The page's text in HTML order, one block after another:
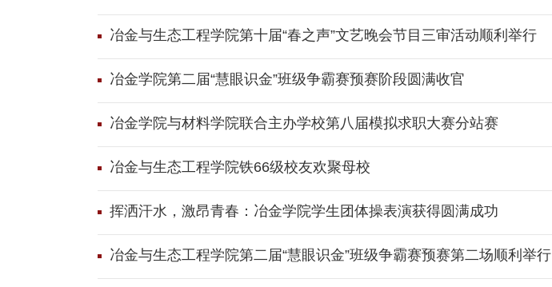
冶金与生态工程学院第十届“春之声”文艺晚会节目三审活动顺利举行
冶金学院第二届“慧眼识金”班级争霸赛预赛阶段圆满收官
冶金学院与材料学院联合主办学校第八届模拟求职大赛分站赛
冶金与生态工程学院铁66级校友欢聚母校
挥洒汗水，激昂青春：冶金学院学生团体操表演获得圆满成功
冶金与生态工程学院第二届“慧眼识金”班级争霸赛预赛第二场顺利举行